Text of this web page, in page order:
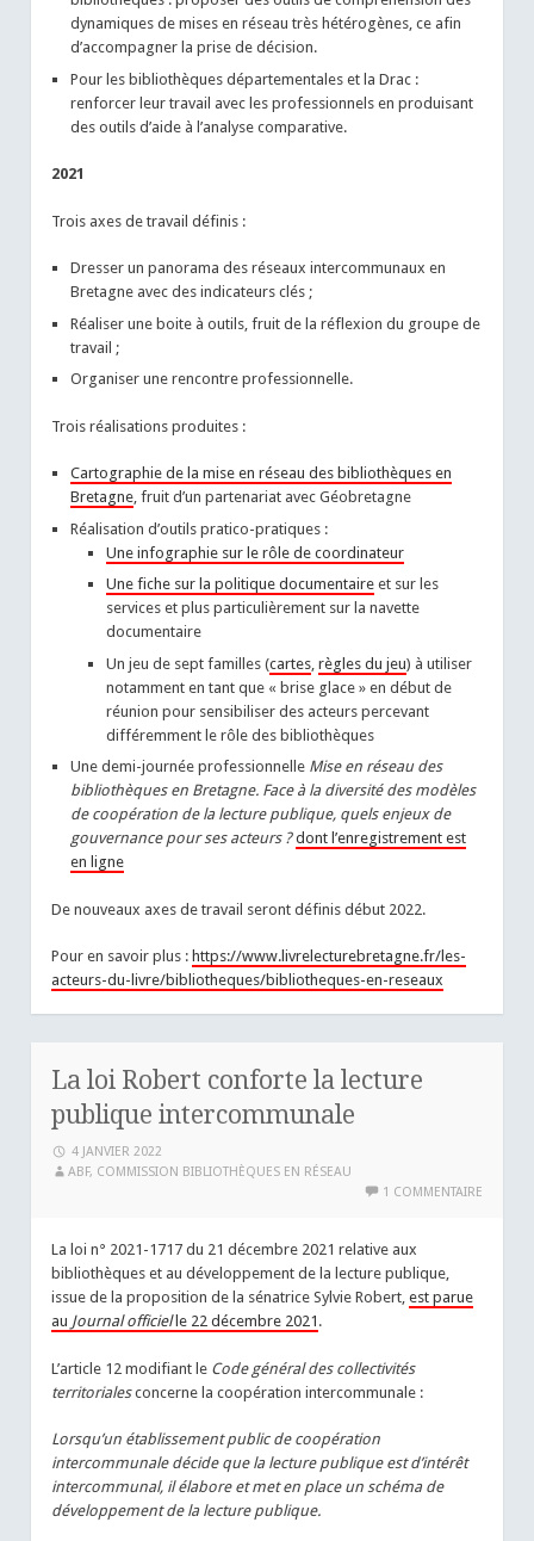
dynamiques de mises en réseau très hétérogènes, ce afin
d’accompagner la prise de décision.
Pour les bibliothèques départementales et la Drac :
renforcer leur travail avec les professionnels en produisant
des outils d’aide à l’analyse comparative.
2021
Trois axes de travail définis :
Dresser un panorama des réseaux intercommunaux en
Bretagne avec des indicateurs clés ;
Réaliser une boite à outils, fruit de la réflexion du groupe de
travail ;
Organiser une rencontre professionnelle.
Trois réalisations produites :
Cartographie de la mise en réseau des bibliothèques en
Bretagne, fruit d’un partenariat avec Géobretagne
Réalisation d’outils pratico-pratiques :
Une infographie sur le rôle de coordinateur
Une fiche sur la politique documentaire et sur les
services et plus particulièrement sur la navette
documentaire
Un jeu de sept familles (cartes ,règles du jeu) à utiliser
notamment en tant que « brise glace » en début de
réunion pour sensibiliser des acteurs percevant
différemment le rôle des bibliothèques
Une demi-journée professionnelle Mise en réseau des
bibliothèques en Bretagne. Face à la diversité des modèles
de coopération de la lecture publique, quels enjeux de
gouvernance pour ses acteurs ? dont l’enregistrement est
en ligne
De nouveaux axes de travail seront définis début 2022.
Pour en savoir plus : https://www.livrelecturebretagne.fr/les-
acteurs-du-livre/bibliotheques/bibliotheques-en-reseaux
La loi Robert conforte la lecture
publique intercommunale
4 JANVIER 2022
ABF, COMMISSION BIBLIOTHÈQUES EN RÉSEAU
1 COMMENTAIRE
La loi n° 2021-1717 du 21 décembre 2021 relative aux
bibliothèques et au développement de la lecture publique,
issue de la proposition de la sénatrice Sylvie Robert,est parue
au Journal officielle 22 décembre 2021 .
L’article 12 modifiant le Code général des collectivités
territorialesconcerne la coopération intercommunale :
Lorsqu’un établissement public de coopération
intercommunale décide que la lecture publique est d’intérêt
intercommunal, il élabore et met en place un schéma de
développement de la lecture publique.